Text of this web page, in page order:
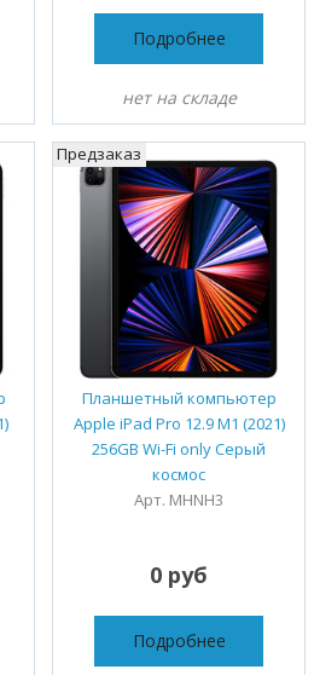
Подробнее
нет на складе
Планшетный компьютер
Apple iPad Pro 12.9 M1 (2021)
256GB Wi-Fi only Серый
космос
Арт. MHNH3
Предзаказ
0 руб
Подробнее